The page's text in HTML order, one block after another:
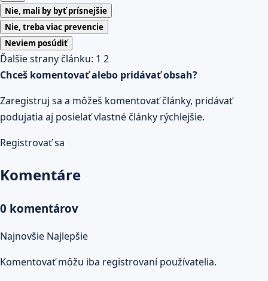
Nie, mali by byť prísnejšie
Nie, treba viac prevencie
Neviem posúdiť
Ďalšie strany článku: 1 2
Chceš komentovať alebo pridávať obsah?
Zaregistruj sa a môžeš komentovať články, pridávať
podujatia aj posielať vlastné články rýchlejšie.
Registrovať sa
Komentáre
0 komentárov
Najnovšie Najlepšie
Komentovať môžu iba registrovaní používatelia.